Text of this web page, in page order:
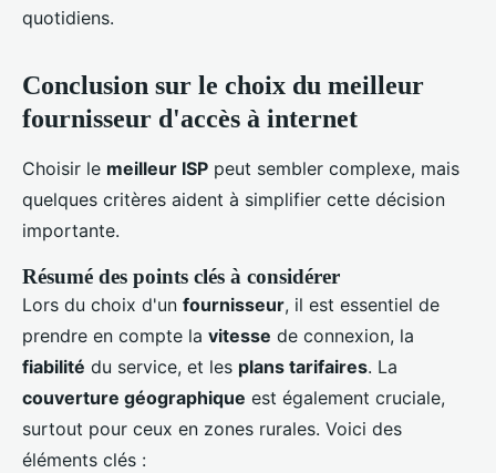
quotidiens.
Conclusion sur le choix du meilleur
fournisseur d'accès à internet
Choisir le meilleur ISP peut sembler complexe, mais
quelques critères aident à simplifier cette décision
importante.
Résumé des points clés à considérer
Lors du choix d'un fournisseur, il est essentiel de
prendre en compte la vitesse de connexion, la
fiabilité du service, et les plans tarifaires. La
couverture géographique est également cruciale,
surtout pour ceux en zones rurales. Voici des
éléments clés :